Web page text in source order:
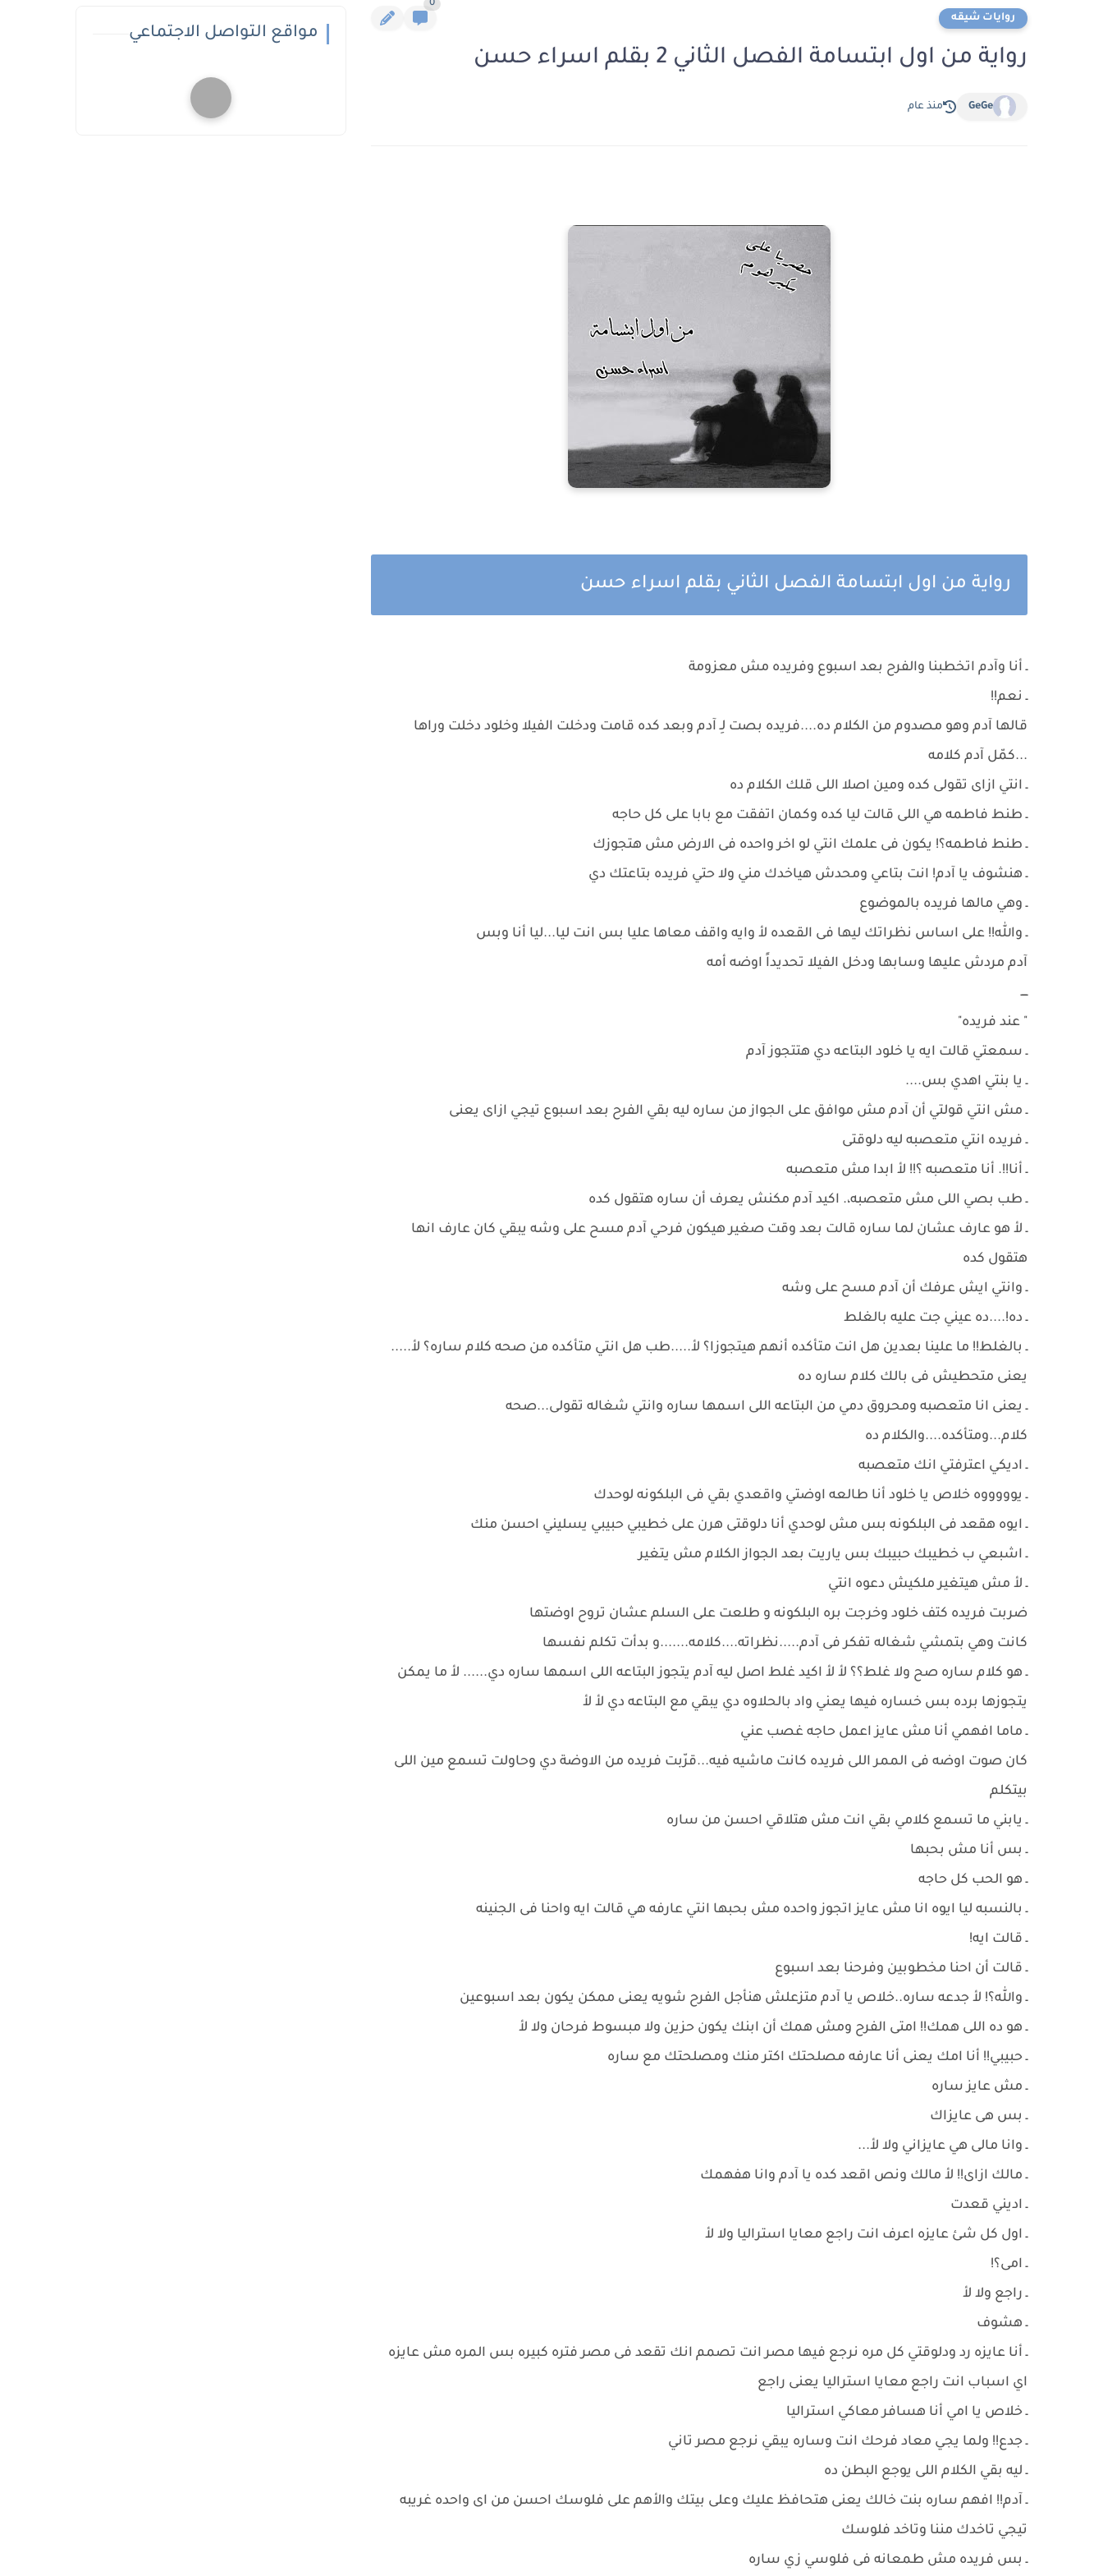
روايات شيقه
0
رواية من اول ابتسامة الفصل الثاني 2 بقلم اسراء حسن
GeGe منذ عام
رواية من اول ابتسامة الفصل الثاني بقلم اسراء حسن
ـ أنا وآدم اتخطبنا والفرح بعد اسبوع وفريده مش معزومة
ـ نعم!!
قالها آدم وهو مصدوم من الكلام ده....فريده بصت لِـ آدم وبعد كده قامت ودخلت الفيلا وخلود دخلت وراها
...كمّل آدم كلامه
ـ انتي ازاى تقولى كده ومين اصلا اللى قلك الكلام ده
ـ طنط فاطمه هي اللى قالت ليا كده وكمان اتفقت مع بابا على كل حاجه
ـ طنط فاطمه؟! يكون فى علمك انتي لو اخر واحده فى الارض مش هتجوزك
ـ هنشوف يا آدم! انت بتاعي ومحدش هياخدك مني ولا حتي فريده بتاعتك دي
ـ وهي مالها فريده بالموضوع
ـ والله!! على اساس نظراتك ليها فى القعده لأ وايه واقف معاها عليا بس انت ليا...ليا أنا وبس
آدم مردش عليها وسابها ودخل الفيلا تحديداً اوضه أمه
ــــ
" عند فريده"
ـ سمعتي قالت ايه يا خلود البتاعه دي هتتجوز آدم
ـ يا بنتي اهدي بس....
ـ مش انتي قولتي أن آدم مش موافق على الجواز من ساره ليه بقي الفرح بعد اسبوع تيجي ازاى يعنى
ـ فريده انتي متعصبه ليه دلوقتى
ـ أنا!!. أنا متعصبه ؟!! لأ ابدا مش متعصبه
ـ طب بصي اللى مش متعصبه،. اكيد آدم مكنش يعرف أن ساره هتقول كده
ـ لأ هو عارف عشان لما ساره قالت بعد وقت صغير هيكون فرحي آدم مسح على وشه يبقي كان عارف انها
هتقول كده
ـ وانتي ايش عرفك أن آدم مسح على وشه
ـ ده!....ده عيني جت عليه بالغلط
ـ بالغلط!! ما علينا بعدين هل انت متأكده أنهم هيتجوزا؟ لأ.....طب هل انتي متأكده من صحه كلام ساره؟ لأ.....
يعنى متحطيش فى بالك كلام ساره ده
ـ يعنى انا متعصبه ومحروق دمي من البتاعه اللى اسمها ساره وانتي شغاله تقولى...صحه
كلام...ومتأكده....والكلام ده
ـ اديكي اعترفتي انك متعصبه
ـ يوووووه خلاص يا خلود أنا طالعه اوضتي واقعدي بقي فى البلكونه لوحدك
ـ ايوه هقعد فى البلكونه بس مش لوحدي أنا دلوقتى هرن على خطيبي حبيبي يسليني احسن منك
ـ اشبعي ب خطيبك حبيبك بس ياريت بعد الجواز الكلام مش يتغير
ـ لأ مش هيتغير ملكيش دعوه انتي
ضربت فريده كتف خلود وخرجت بره البلكونه و طلعت على السلم عشان تروح اوضتها
كانت وهي بتمشي شغاله تفكر فى آدم.....نظراته....كلامه.......و بدأت تكلم نفسها
ـ هو كلام ساره صح ولا غلط؟؟ لأ لأ اكيد غلط اصل ليه آدم يتجوز البتاعه اللى اسمها ساره دي...... لأ ما يمكن
يتجوزها برده بس خساره فيها يعني واد بالحلاوه دي يبقي مع البتاعه دي لأ لأ
ـ ماما افهمي أنا مش عايز اعمل حاجه غصب عني
كان صوت اوضه فى الممر اللى فريده كانت ماشيه فيه...قرّبت فريده من الاوضة دي وحاولت تسمع مين اللى
بيتكلم
ـ يابني ما تسمع كلامي بقي انت مش هتلاقي احسن من ساره
ـ بس أنا مش بحبها
ـ هو الحب كل حاجه
ـ بالنسبه ليا ايوه انا مش عايز اتجوز واحده مش بحبها انتي عارفه هي قالت ايه واحنا فى الجنينه
ـ قالت ايه!
ـ قالت أن احنا مخطوبين وفرحنا بعد اسبوع
ـ والله؟! لأ جدعه ساره..خلاص يا آدم متزعلش هنأجل الفرح شويه يعنى ممكن يكون بعد اسبوعين
ـ هو ده اللى همك!! امتى الفرح ومش همك أن ابنك يكون حزين ولا مبسوط فرحان ولا لأ
ـ حبيبي!! أنا امك يعنى أنا عارفه مصلحتك اكتر منك ومصلحتك مع ساره
ـ مش عايز ساره
ـ بس هى عايزاك
ـ وانا مالى هي عايزاني ولا لأ...
ـ مالك ازاى!! لأ مالك ونص اقعد كده يا آدم وانا هفهمك
ـ اديني قعدت
ـ اول كل شئ عايزه اعرف انت راجع معايا استراليا ولا لأ
ـ امى؟!
ـ راجع ولا لأ
ـ هشوف
ـ أنا عايزه رد ودلوقتي كل مره نرجع فيها مصر انت تصمم انك تقعد فى مصر فتره كبيره بس المره مش عايزه
اي اسباب انت راجع معايا استراليا يعنى راجع
ـ خلاص يا امي أنا هسافر معاكي استراليا
ـ جدع!! ولما يجي معاد فرحك انت وساره يبقي نرجع مصر تاني
ـ ليه بقي الكلام اللى يوجع البطن ده
ـ آدم!! افهم ساره بنت خالك يعنى هتحافظ عليك وعلى بيتك والأهم على فلوسك احسن من اى واحده غريبه
تيجي تاخدك مننا وتاخد فلوسك
ـ بس فريده مش طمعانه فى فلوسي زي ساره
مواقع التواصل الاجتماعي